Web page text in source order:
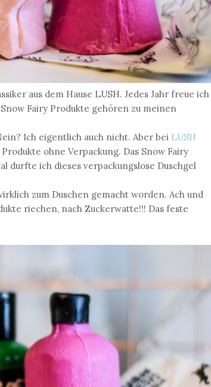
aus dem Hause LUSH. Jedes Jahr freue ich
Fairy Produkte gehören zu meinen
Ich eigentlich auch nicht. Aber bei LUSH
ohne Verpackung. Das Snow Fairy
durfte ich dieses verpackungslose Duschgel
zum Duschen gemacht worden. Ach und
riechen, nach Zuckerwatte!!! Das feste